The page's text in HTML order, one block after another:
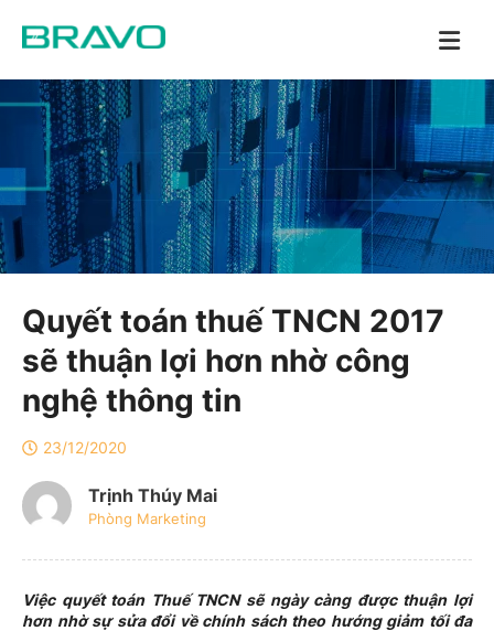
Quyết toán thuế TNCN 2017
sẽ thuận lợi hơn nhờ công
nghệ thông tin
23/12/2020
Trịnh Thúy Mai
Phòng Marketing
Việc quyết toán Thuế TNCN sẽ ngày càng được thuận lợi
hơn nhờ sự sửa đổi về chính sách theo hướng giảm tối đa